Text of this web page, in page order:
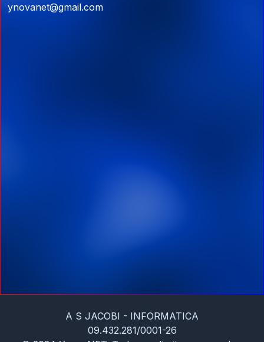
ynovanet@gmail.com
A S JACOBI - INFORMATICA
09.432.281/0001-26